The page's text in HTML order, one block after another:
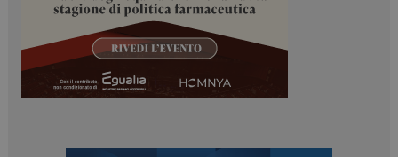
_ga_Z2VT792F98 .dailyhealthindustry.it
enable